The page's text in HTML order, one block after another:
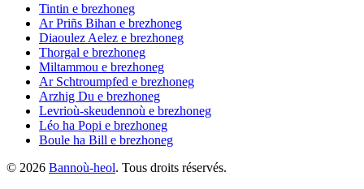
Tintin e brezhoneg
Ar Priñs Bihan e brezhoneg
Diaoulez Aelez e brezhoneg
Thorgal e brezhoneg
Miltammou e brezhoneg
Ar Schtroumpfed e brezhoneg
Arzhig Du e brezhoneg
Levrioù-skeudennoù e brezhoneg
Léo ha Popi e brezhoneg
Boule ha Bill e brezhoneg
© 2026 Bannoù-heol. Tous droits réservés.